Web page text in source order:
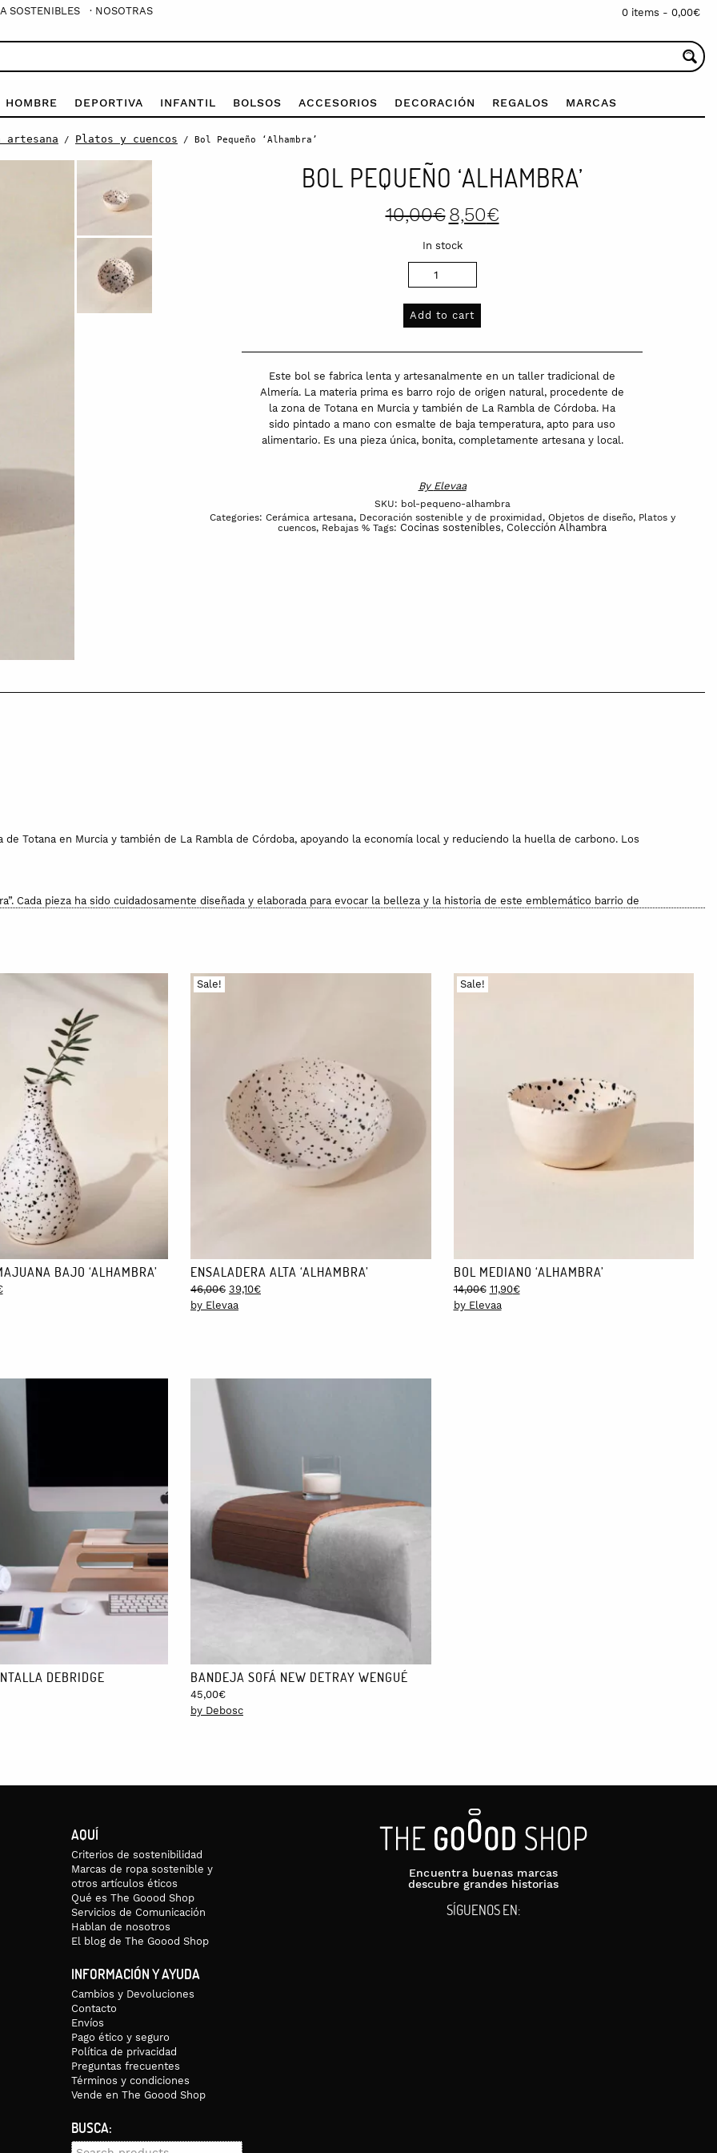
SOSTENIBLES · NOSOTRAS 0 items - 0,00€
HOMBRE DEPORTIVA INFANTIL BOLSOS ACCESORIOS DECORACIÓN REGALOS MARCAS
artesana / Platos y cuencos / Bol Pequeño ‘Alhambra’
BOL PEQUEÑO ‘ALHAMBRA’
10,00€ Original
price
8,50€price
In stock
Add to cart
Este bol se fabrica lenta y artesanalmente en un taller tradicional de
Almería. La materia prima es barro rojo de origen natural, procedente de
la zona de Totana en Murcia y también de La Rambla de Córdoba. Ha
sido pintado a mano con esmalte de baja temperatura, apto para uso
alimentario. Es una pieza única, bonita, completamente artesana y local.
By Elevaa
SKU: bol-pequeno-alhambra
Categories: Cerámica artesana, Decoración sostenible y de proximidad, Objetos de diseño, Platos y
cuencos, Rebajas % Tags: Cocinas sostenibles, Colección Alhambra
Totana en Murcia y también de La Rambla de Córdoba, apoyando la economía local y reduciendo la huella de carbono. Los
Cada pieza ha sido cuidadosamente diseñada y elaborada para evocar la belleza y la historia de este emblemático barrio de
sin embargo, para proteger los esmaltes y colores, se recomienda lavar a mano. No apta para el horno.
en las mejores condiciones.
BAJO ‘ALHAMBRA’
Current
Sale!
ENSALADERA ALTA ‘ALHAMBRA’
46,00€ Original
price
39,10€Current
by Elevaa
Sale!
BOL MEDIANO ‘ALHAMBRA’
14,00€ Original
price
11,90€Current
by Elevaa
DEBRIDGE BANDEJA SOFÁ NEW DETRAY WENGUÉ
45,00€
by Debosc
AQUÍ
Criterios de sostenibilidad
Marcas de ropa sostenible y
otros artículos éticos
Qué es The Goood Shop
Servicios de Comunicación
Hablan de nosotros
El blog de The Goood Shop
INFORMACIÓN Y AYUDA
Cambios y Devoluciones
Contacto
Envíos
Pago ético y seguro
Política de privacidad
Preguntas frecuentes
Términos y condiciones
Vende en The Goood Shop
BUSCA:
Search
Encuentra buenas marcas
descubre grandes historias
SÍGUENOS EN: